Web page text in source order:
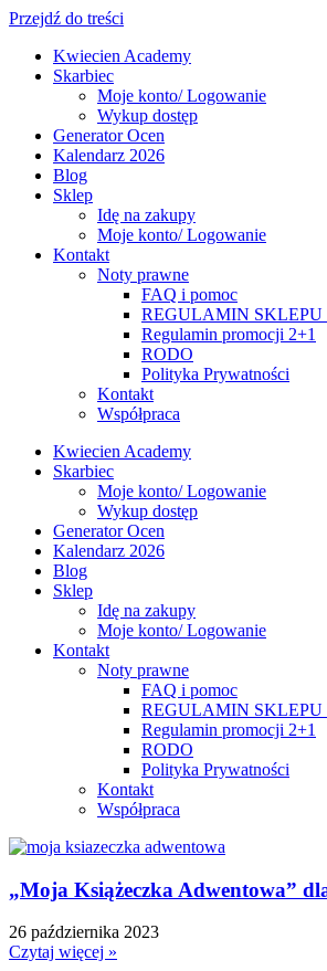
Przejdź do treści
Kwiecien Academy
Skarbiec
Moje konto/ Logowanie
Wykup dostęp
Generator Ocen
Kalendarz 2026
Blog
Sklep
Idę na zakupy
Moje konto/ Logowanie
Kontakt
Noty prawne
FAQ i pomoc
REGULAMIN SKLEPU
Regulamin promocji 2+1
RODO
Polityka Prywatności
Kontakt
Współpraca
Kwiecien Academy
Skarbiec
Moje konto/ Logowanie
Wykup dostęp
Generator Ocen
Kalendarz 2026
Blog
Sklep
Idę na zakupy
Moje konto/ Logowanie
Kontakt
Noty prawne
FAQ i pomoc
REGULAMIN SKLEPU
Regulamin promocji 2+1
RODO
Polityka Prywatności
Kontakt
Współpraca
„Moja Książeczka Adwentowa”
26 października 2023
Czytaj więcej »